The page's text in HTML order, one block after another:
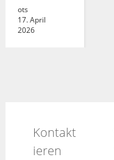
ots
17. April
2026
Kontakt
ieren